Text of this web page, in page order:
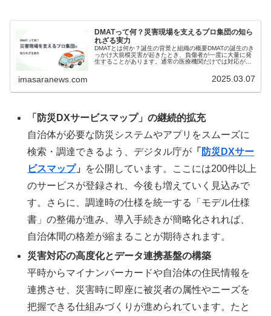
DMATって何？災害現場を支えるプロ集団の知ら
れざる実力
DMATとは何か？誕生の背景と組織の概要DMATの誕生のき
っかけ大規模災害が起きたとき、負傷者が一度に大量に発
生することがあります。通常の医療機関だけでは対応が難
imasaranews.com 2025.03.07
「防災DXサービスマップ」の継続的拡充
自治体が必要な防災システムやアプリをスムーズに
検索・調達できるよう、デジタル庁が 「 防災DXサー
ビスマップ」
を公開しています。ここには200件以上
のサービスが登録され、今後も増えていく見込みで
す。さらに、調達時の仕様を統一する「モデル仕様
書」の整備が進み、導入手続きが簡略化されれば、
自治体間の格差が縮まることが期待されます。
災害対応の高度化とデータ連携基盤の構築
平時からマイナンバーカードや自治体の住民情報を
連携させ、災害時に即座に被災者の属性やニーズを
把握できる仕組みづくりが進められています。たと